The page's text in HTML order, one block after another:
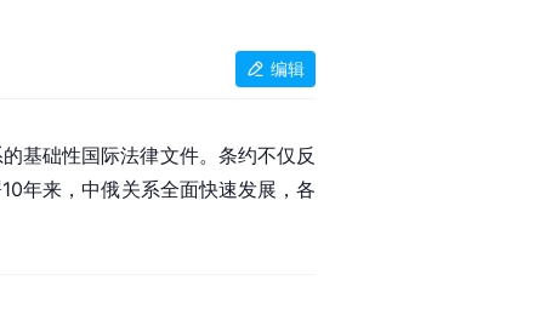
编辑
基础性国际法律文件。条约不仅反
年来，中俄关系全面快速发展，各